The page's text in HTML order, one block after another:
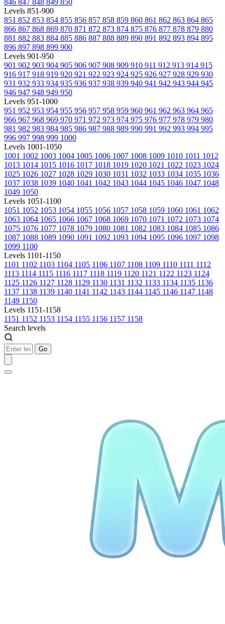
846 847 848 849 850
Levels 851-900
851 852 853 854 855 856 857 858 859 860 861 862 863 864 865
866 867 868 869 870 871 872 873 874 875 876 877 878 879 880
881 882 883 884 885 886 887 888 889 890 891 892 893 894 895
896 897 898 899 900
Levels 901-950
901 902 903 904 905 906 907 908 909 910 911 912 913 914 915
916 917 918 919 920 921 922 923 924 925 926 927 928 929 930
931 932 933 934 935 936 937 938 939 940 941 942 943 944 945
946 947 948 949 950
Levels 951-1000
951 952 953 954 955 956 957 958 959 960 961 962 963 964 965
966 967 968 969 970 971 972 973 974 975 976 977 978 979 980
981 982 983 984 985 986 987 988 989 990 991 992 993 994 995
996 997 998 999 1000
Levels 1001-1050
1001 1002 1003 1004 1005 1006 1007 1008 1009 1010 1011 1012
1013 1014 1015 1016 1017 1018 1019 1020 1021 1022 1023 1024
1025 1026 1027 1028 1029 1030 1031 1032 1033 1034 1035 1036
1037 1038 1039 1040 1041 1042 1043 1044 1045 1046 1047 1048
1049 1050
Levels 1051-1100
1051 1052 1053 1054 1055 1056 1057 1058 1059 1060 1061 1062
1063 1064 1065 1066 1067 1068 1069 1070 1071 1072 1073 1074
1075 1076 1077 1078 1079 1080 1081 1082 1083 1084 1085 1086
1087 1088 1089 1090 1091 1092 1093 1094 1095 1096 1097 1098
1099 1100
Levels 1101-1150
1101 1102 1103 1104 1105 1106 1107 1108 1109 1110 1111 1112
1113 1114 1115 1116 1117 1118 1119 1120 1121 1122 1123 1124
1125 1126 1127 1128 1129 1130 1131 1132 1133 1134 1135 1136
1137 1138 1139 1140 1141 1142 1143 1144 1145 1146 1147 1148
1149 1150
Levels 1151-1158
1151 1152 1153 1154 1155 1156 1157 1158
Search levels
Go